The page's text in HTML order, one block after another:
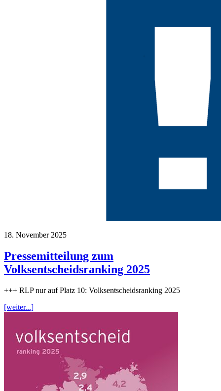
18. November 2025
Pressemitteilung zum
Volksentscheidsranking 2025
+++ RLP nur auf Platz 10: Volksentscheidsranking 2025
[weiter...]